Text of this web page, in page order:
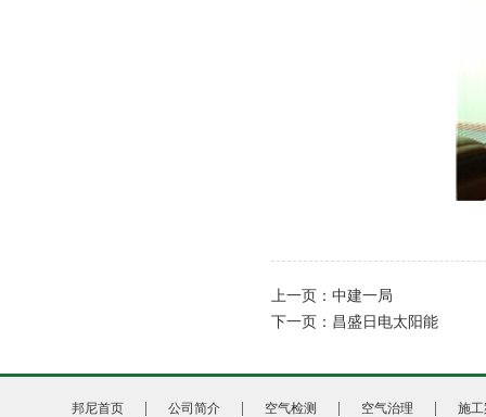
上一页： 中建一局
下一页： 昌盛日电太阳能
邦尼首页 公司简介 空气检测 空气治理 施